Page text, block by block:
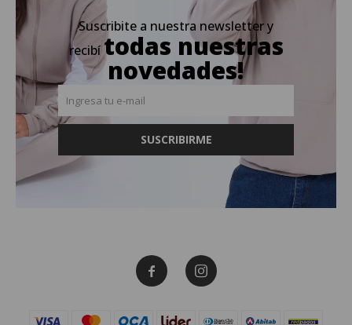
Suscribite a nuestra newsletter y
recibí todas nuestras
novedades!
SUSCRIBIRME
 